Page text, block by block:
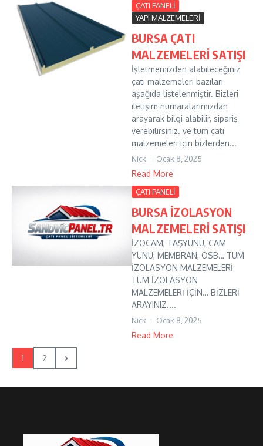
ÇATI PANELİ
YAPI MALZEMELERİ
BURSA ÇATI
MALZEMELERİ SATIŞI
İşletmemizden alabileceğiniz
çatı malzemeleri bazıları
aşağıda listelenmiştir. Bizleri
iletişim numaralarımızdan
arayarak bilgi alabilir, sipariş
verebilirsiniz. ve tüm çatı
malzemeleri için bizlerden...
Nick Ocak 8, 2025
Read More
ÇATI PANELİ
BURSA İZOLASYON
MALZEMELERİ SATIŞI
İZOCAM, TAŞYÜNÜ, CAM
YÜNÜ, MEMBRAN, OSB… TÜM
İZOLASYON MALZEMELERİ
TÜM İZOLASYON
MALZEMELERİ İÇİN… BİZLERİ
ARAYINIZ....
Nick Ocak 8, 2025
Read More
1 2